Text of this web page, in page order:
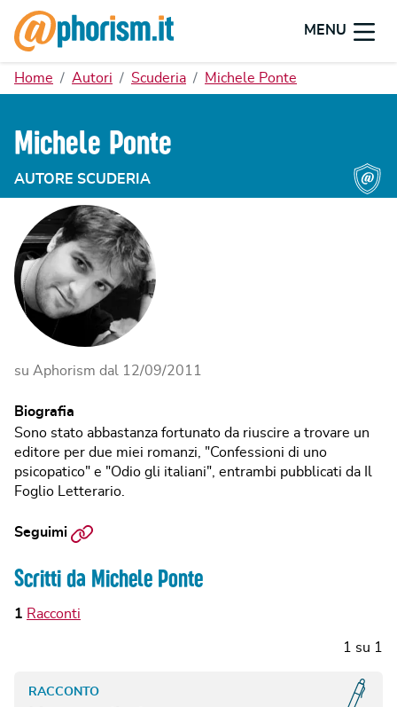
MENU
Home Autori Scuderia Michele Ponte
Michele Ponte
AUTORE SCUDERIA
su Aphorism dal 12/09/2011
Biografia
Sono stato abbastanza fortunato da riuscire a trovare un
editore per due miei romanzi, "Confessioni di uno
psicopatico" e "Odio gli italiani", entrambi pubblicati da Il
Foglio Letterario.
Seguimi Sito
Scritti da Michele Ponte
1 Racconti
1 su 1
RACCONTO